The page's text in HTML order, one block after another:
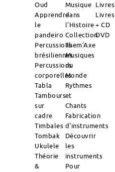
Oud
Apprendre
le
pandeiro
Percussions
brésiliennes
Percussions
corporelles
Tabla
Tambours
sur
cadre
Timbales
Tombak
Ukulele
Théorie
&
Musique
dans
l'Histoire
Collection
Them'Axe
Musiques
du
Monde
Rythmes
et
Chants
Fabrication
d'instruments
Découvrir
les
instruments
Pour
Livres
Livres
+ CD
DVD